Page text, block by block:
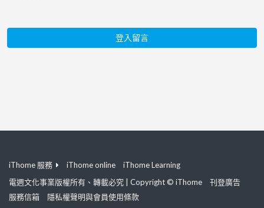
登入留言
iThome 服務 iThome online
iThome Learning
電週文化事業版權所有、轉載必究 | Copyright © iThome
刊登廣告
服務信箱
隱私權聲明與會員使用條款